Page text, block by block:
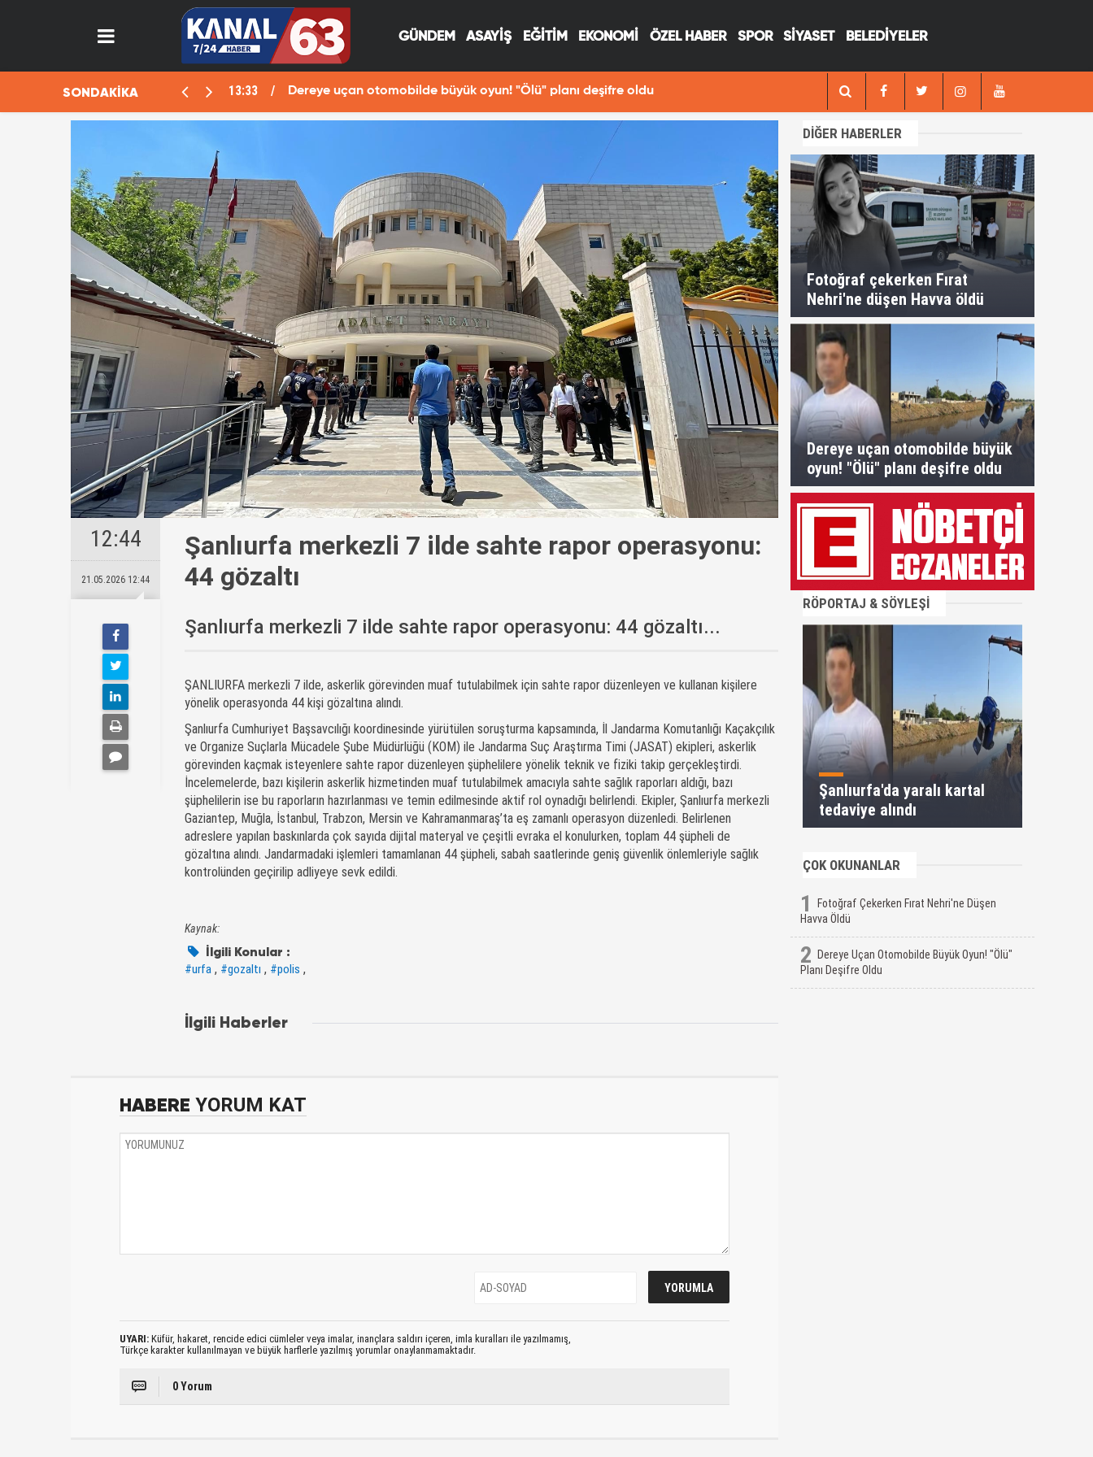
GÜNDEM ASAYİŞ EĞİTİM EKONOMİ ÖZEL HABER SPOR SİYASET BELEDİYELER
SONDAKİKA 13:33 Dereye uçan otomobilde büyük oyun! "Ölü" planı deşifre oldu Fotoğraf çekerken Fırat Nehri'ne düşen
12:44
21.05.2026 12:44
Şanlıurfa merkezli 7 ilde sahte rapor operasyonu:
44 gözaltı
Şanlıurfa merkezli 7 ilde sahte rapor operasyonu: 44 gözaltı...
ŞANLIURFA merkezli 7 ilde, askerlik görevinden muaf tutulabilmek için sahte rapor düzenleyen ve kullanan kişilere
yönelik operasyonda 44 kişi gözaltına alındı.
Şanlıurfa Cumhuriyet Başsavcılığı koordinesinde yürütülen soruşturma kapsamında, İl Jandarma Komutanlığı Kaçakçılık
ve Organize Suçlarla Mücadele Şube Müdürlüğü (KOM) ile Jandarma Suç Araştırma Timi (JASAT) ekipleri, askerlik
görevinden kaçmak isteyenlere sahte rapor düzenleyen şüphelilere yönelik teknik ve fiziki takip gerçekleştirdi.
İncelemelerde, bazı kişilerin askerlik hizmetinden muaf tutulabilmek amacıyla sahte sağlık raporları aldığı, bazı
şüphelilerin ise bu raporların hazırlanması ve temin edilmesinde aktif rol oynadığı belirlendi. Ekipler, Şanlıurfa merkezli
Gaziantep, Muğla, İstanbul, Trabzon, Mersin ve Kahramanmaraş’ta eş zamanlı operasyon düzenledi. Belirlenen
adreslere yapılan baskınlarda çok sayıda dijital materyal ve çeşitli evraka el konulurken, toplam 44 şüpheli de
gözaltına alındı. Jandarmadaki işlemleri tamamlanan 44 şüpheli, sabah saatlerinde geniş güvenlik önlemleriyle sağlık
kontrolünden geçirilip adliyeye sevk edildi.
Kaynak:
İlgili Konular :
#urfa , #gozaltı , #polis ,
İlgili Haberler
HABERE YORUM KAT
UYARI: Küfür, hakaret, rencide edici cümleler veya imalar, inançlara saldırı içeren, imla kuralları ile yazılmamış,
Türkçe karakter kullanılmayan ve büyük harflerle yazılmış yorumlar onaylanmamaktadır.
0 Yorum
DİĞER HABERLER
Fotoğraf çekerken Fırat
Nehri'ne düşen Havva öldü
Dereye uçan otomobilde büyük
oyun! "Ölü" planı deşifre oldu
RÖPORTAJ & SÖYLEŞİ
Şanlıurfa'da yaralı kartal
tedaviye alındı
ÇOK OKUNANLAR
1
Fotoğraf Çekerken Fırat Nehri'ne Düşen
Havva Öldü
2
Dereye Uçan Otomobilde Büyük Oyun! "Ölü"
Planı Deşifre Oldu